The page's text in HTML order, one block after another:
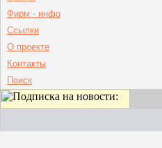
Фирм - инфо
Ссылки
О проекте
Контакты
Поиск